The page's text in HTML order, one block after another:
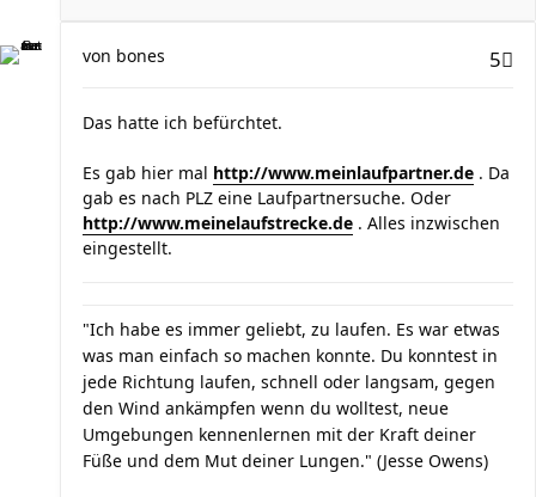
5
von bones
Das hatte ich befürchtet.
Es gab hier mal http://www.meinlaufpartner.de . Da
gab es nach PLZ eine Laufpartnersuche. Oder
http://www.meinelaufstrecke.de . Alles inzwischen
eingestellt.
"Ich habe es immer geliebt, zu laufen. Es war etwas
was man einfach so machen konnte. Du konntest in
jede Richtung laufen, schnell oder langsam, gegen
den Wind ankämpfen wenn du wolltest, neue
Umgebungen kennenlernen mit der Kraft deiner
Füße und dem Mut deiner Lungen." (Jesse Owens)